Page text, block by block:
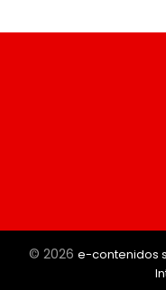
© 2026 e-contenidos